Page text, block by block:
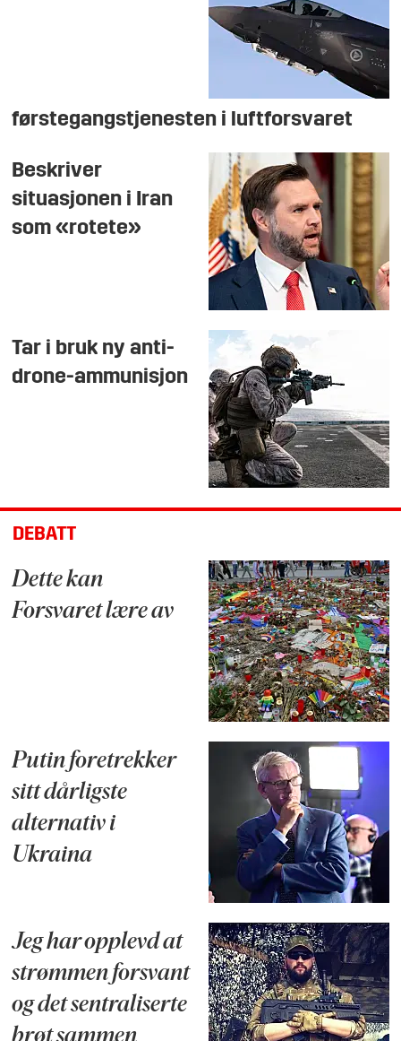
førstegangstjenesten i luftforsvaret
Beskriver
situasjonen i Iran
som «rotete»
Tar i bruk ny anti-
drone-ammunisjon
DEBATT
Dette kan
Forsvaret lære av
Putin foretrekker
sitt dårligste
alternativ i
Ukraina
Jeg har opplevd at
strømmen forsvant
og det sentraliserte